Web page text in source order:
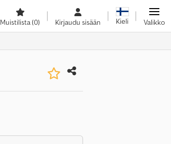
Muistilista(0) Kirjaudu sisään Kieli Valikko